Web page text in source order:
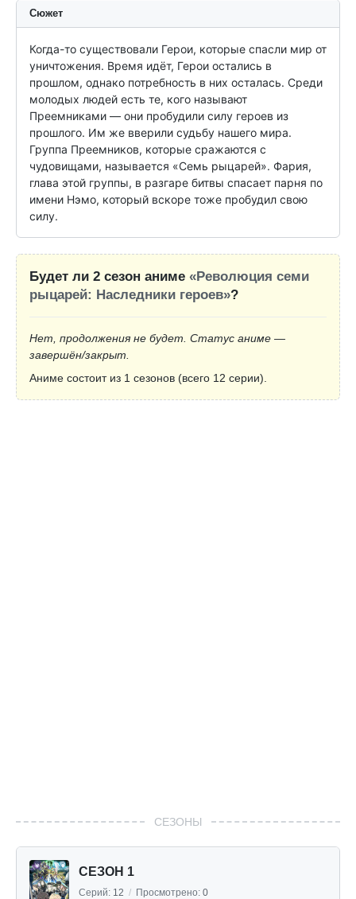
Сюжет
Когда-то существовали Герои, которые спасли мир от
уничтожения. Время идёт, Герои остались в
прошлом, однако потребность в них осталась. Среди
молодых людей есть те, кого называют
Преемниками — они пробудили силу героев из
прошлого. Им же вверили судьбу нашего мира.
Группа Преемников, которые сражаются с
чудовищами, называется «Семь рыцарей». Фария,
глава этой группы, в разгаре битвы спасает парня по
имени Нэмо, который вскоре тоже пробудил свою
силу.
Будет ли 2 сезон аниме «Революция семи
рыцарей: Наследники героев»?
Нет, продолжения не будет. Статус аниме —
завершён/закрыт.
Аниме состоит из 1 сезонов (всего 12 серии).
СЕЗОНЫ
СЕЗОН 1
Серий: 12 / Просмотрено: 0